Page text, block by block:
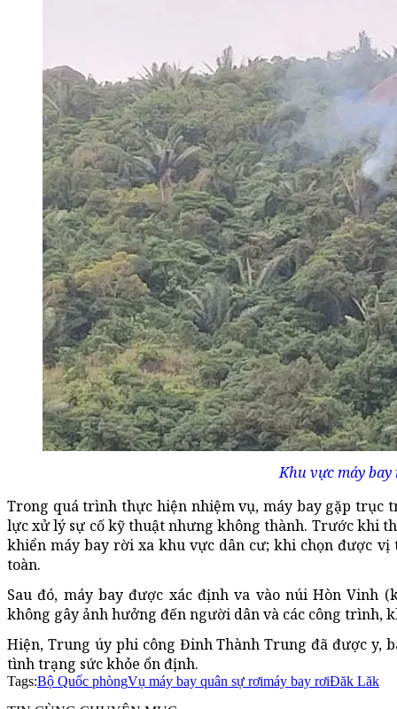
Khu vực máy
Trong quá trình thực hiện nhiệm vụ, máy bay gặp trục
lực xử lý sự cố kỹ thuật nhưng không thành. Trước khi
khiển máy bay rời xa khu vực dân cư; khi chọn được
toàn.
Sau đó, máy bay được xác định va vào núi Hòn Vinh
không gây ảnh hưởng đến người dân và các công trình,
Hiện, Trung úy phi công Đinh Thành Trung đã được y,
tình trạng sức khỏe ổn định.
Tags:Bộ Quốc phòngVụ máy bay quân sự rơimáy bay rơiĐăk Lăk